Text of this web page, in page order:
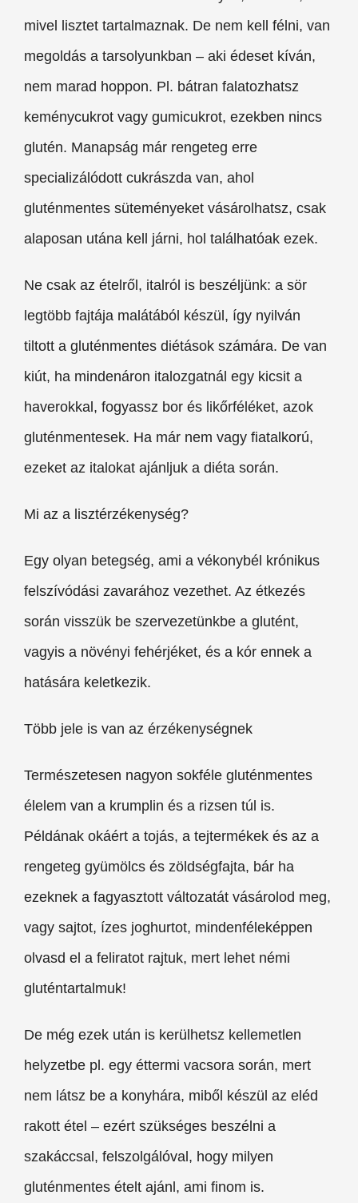
mivel lisztet tartalmaznak. De nem kell félni, van
megoldás a tarsolyunkban – aki édeset kíván,
nem marad hoppon. Pl. bátran falatozhatsz
keménycukrot vagy gumicukrot, ezekben nincs
glutén. Manapság már rengeteg erre
specializálódott cukrászda van, ahol
gluténmentes süteményeket vásárolhatsz, csak
alaposan utána kell járni, hol találhatóak ezek.
Ne csak az ételről, italról is beszéljünk: a sör
legtöbb fajtája malátából készül, így nyilván
tiltott a gluténmentes diétások számára. De van
kiút, ha mindenáron italozgatnál egy kicsit a
haverokkal, fogyassz bor és likőrféléket, azok
gluténmentesek. Ha már nem vagy fiatalkorú,
ezeket az italokat ajánljuk a diéta során.
Mi az a lisztérzékenység?
Egy olyan betegség, ami a vékonybél krónikus
felszívódási zavarához vezethet. Az étkezés
során visszük be szervezetünkbe a glutént,
vagyis a növényi fehérjéket, és a kór ennek a
hatására keletkezik.
Több jele is van az érzékenységnek
Természetesen nagyon sokféle gluténmentes
élelem van a krumplin és a rizsen túl is.
Példának okáért a tojás, a tejtermékek és az a
rengeteg gyümölcs és zöldségfajta, bár ha
ezeknek a fagyasztott változatát vásárolod meg,
vagy sajtot, ízes joghurtot, mindenféleképpen
olvasd el a feliratot rajtuk, mert lehet némi
gluténtartalmuk!
De még ezek után is kerülhetsz kellemetlen
helyzetbe pl. egy éttermi vacsora során, mert
nem látsz be a konyhára, miből készül az eléd
rakott étel – ezért szükséges beszélni a
szakáccsal, felszolgálóval, hogy milyen
gluténmentes ételt ajánl, ami finom is.